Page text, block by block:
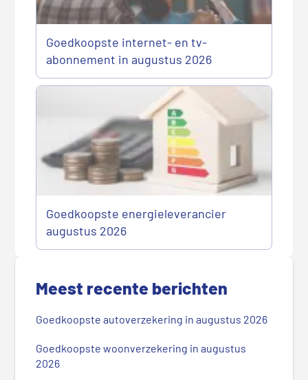
Goedkoopste internet- en tv-
abonnement in augustus 2026
Goedkoopste energieleverancier
augustus 2026
Meest recente berichten
Goedkoopste autoverzekering in augustus 2026
Goedkoopste woonverzekering in augustus
2026